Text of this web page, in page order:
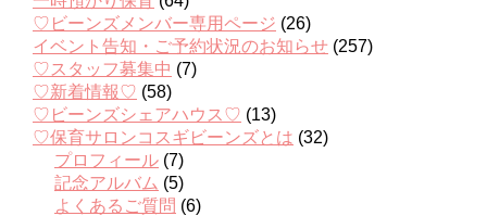
♡ビーンズメンバー専用ページ (26)
イベント告知・ご予約状況のお知らせ (257)
♡スタッフ募集中 (7)
♡新着情報♡ (58)
♡ビーンズシェアハウス♡ (13)
♡保育サロンコスギビーンズとは (32)
プロフィール (7)
記念アルバム (5)
よくあるご質問 (6)